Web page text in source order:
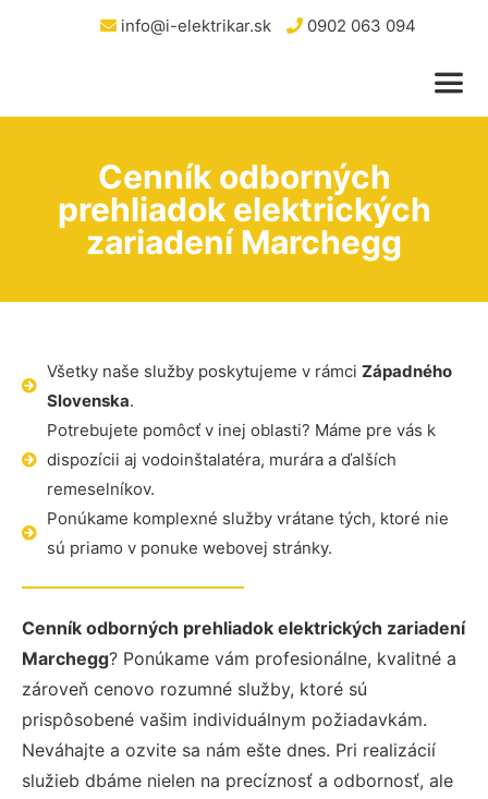
info@i-elektrikar.sk 0902 063 094
Cenník odborných
prehliadok elektrických
zariadení Marchegg
Všetky naše služby poskytujeme v rámci Západného
Slovenska.
Potrebujete pomôcť v inej oblasti? Máme pre vás k
dispozícii aj vodoinštalatéra, murára a ďalších
remeselníkov.
Ponúkame komplexné služby vrátane tých, ktoré nie
sú priamo v ponuke webovej stránky.
Cenník odborných prehliadok elektrických zariadení
Marchegg? Ponúkame vám profesionálne, kvalitné a
zároveň cenovo rozumné služby, ktoré sú
prispôsobené vašim individuálnym požiadavkám.
Neváhajte a ozvite sa nám ešte dnes. Pri realizácií
služieb dbáme nielen na precíznosť a odbornosť, ale